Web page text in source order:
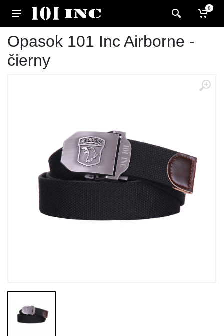
0
Opasok 101 Inc Airborne -
čierny